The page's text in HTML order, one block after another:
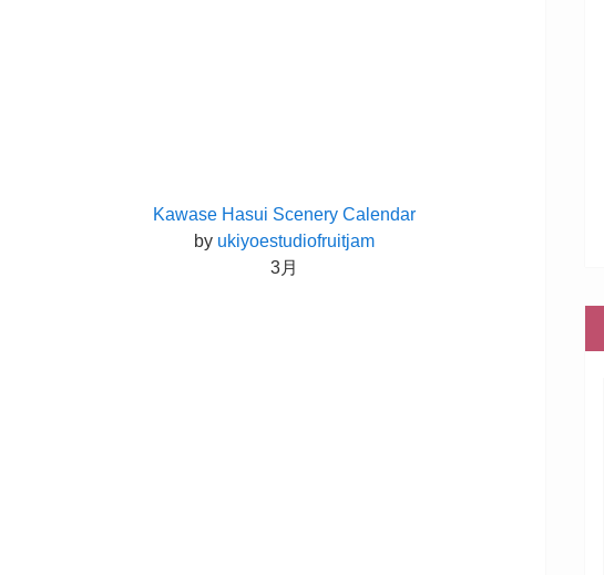
Kawase Hasui Scenery Calendar
by ukiyoestudiofruitjam
3月